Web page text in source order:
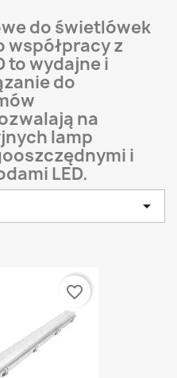
do świetlówek
współpracy z
to wydajne i
do
na
lamp
i
LED.

favorite_border